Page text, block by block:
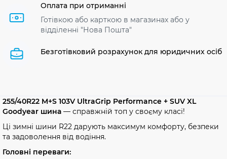
Оплата при отриманні
Готівкою або карткою в магазинах або у
відділенні "Нова Пошта"
Безготівковий розрахунок для юридичних осіб
255/40R22 M+S 103V UltraGrip Performance + SUV XL
Goodyear шина — справжній топ у своєму класі!
Ці зимні шини R22 дарують максимум комфорту, безпеки
та задоволення від водіння.
Головні переваги: